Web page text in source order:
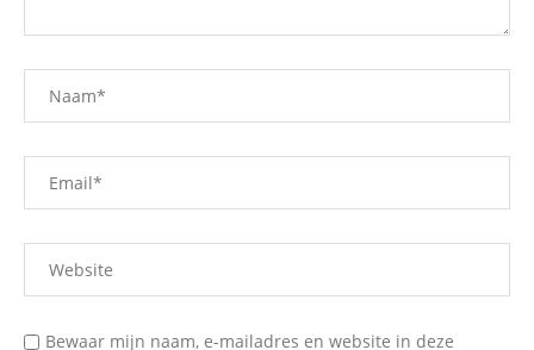
Bewaar mijn naam, e-mailadres en website in deze